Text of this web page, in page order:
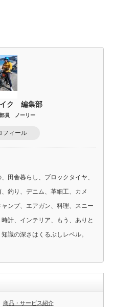
イク 編集部
部員 ノーリー
フィール
田舎暮らし、ブロックタイヤ、
釣り、デニム、革細工、カメ
ンプ、エアガン、料理、スニー
計、インテリア、もう、ありと
識の深さはくるぶしレベル。
商品・サービス紹介